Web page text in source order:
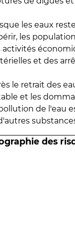
les eaux
les
activités
et des
le retrait des
et les
de l'eau
des